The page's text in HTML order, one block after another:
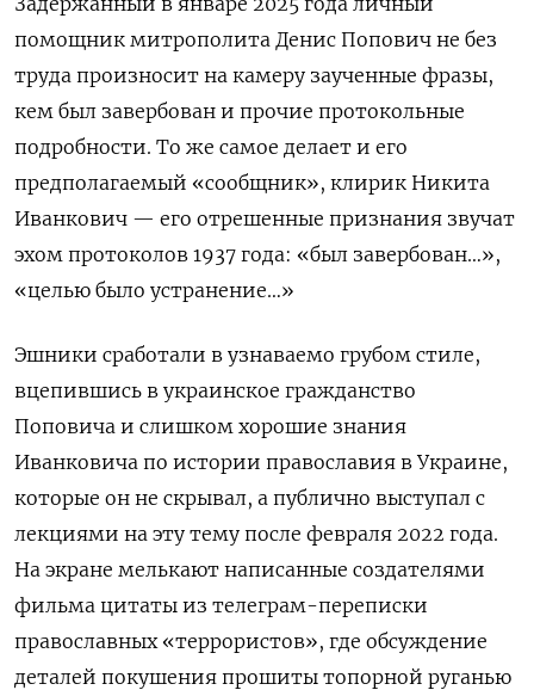
помощник митрополита Денис Попович не без
труда произносит на камеру заученные фразы,
кем был завербован и прочие протокольные
подробности. То же самое делает и его
предполагаемый «сообщник», клирик Никита
Иванкович — его отрешенные признания звучат
эхом протоколов 1937 года: «был завербован…»,
«целью было устранение…»
Эшники сработали в узнаваемо грубом стиле,
вцепившись в украинское гражданство
Поповича и слишком хорошие знания
Иванковича по истории православия в Украине,
которые он не скрывал, а публично выступал с
лекциями на эту тему после февраля 2022 года.
На экране мелькают написанные создателями
фильма цитаты из телеграм-переписки
православных «террористов», где обсуждение
деталей покушения прошиты топорной руганью